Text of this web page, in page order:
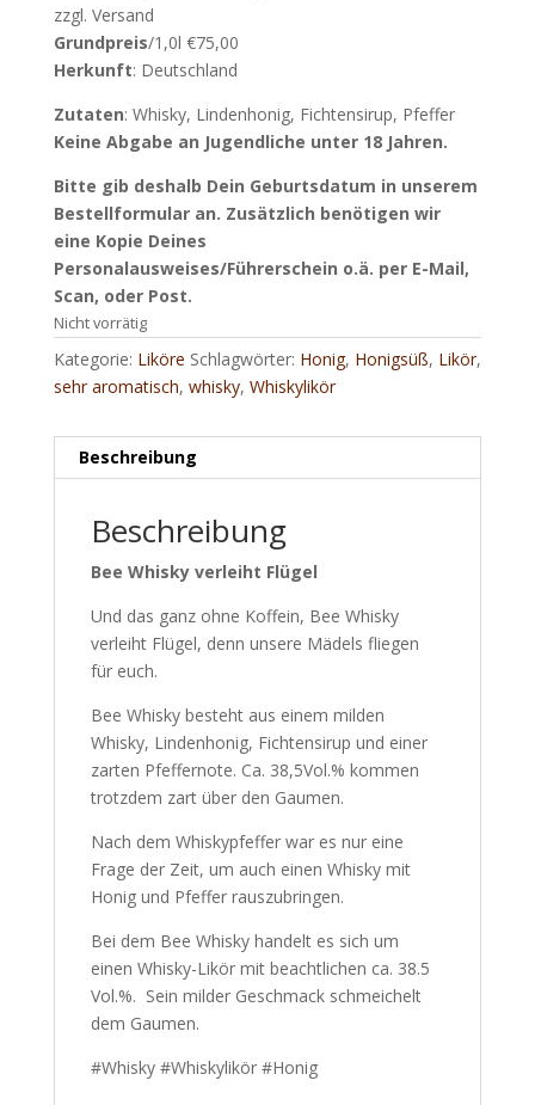
zzgl. Versand
Grundpreis/1,0l €75,00
Herkunft: Deutschland
Zutaten: Whisky, Lindenhonig, Fichtensirup, Pfeffer
Keine Abgabe an Jugendliche unter 18 Jahren.
Bitte gib deshalb Dein Geburtsdatum in unserem
Bestellformular an. Zusätzlich benötigen wir
eine Kopie Deines
Personalausweises/Führerschein o.ä. per E-Mail,
Scan, oder Post.
Nicht vorrätig
Kategorie: Liköre Schlagwörter: Honig, Honigsüß, Likör,
sehr aromatisch, whisky, Whiskylikör
Beschreibung
Beschreibung
Bee Whisky verleiht Flügel
Und das ganz ohne Koffein, Bee Whisky
verleiht Flügel, denn unsere Mädels fliegen
für euch.
Bee Whisky besteht aus einem milden
Whisky, Lindenhonig, Fichtensirup und einer
zarten Pfeffernote. Ca. 38,5Vol.% kommen
trotzdem zart über den Gaumen.
Nach dem Whiskypfeffer war es nur eine
Frage der Zeit, um auch einen Whisky mit
Honig und Pfeffer rauszubringen.
Bei dem Bee Whisky handelt es sich um
einen Whisky-Likör mit beachtlichen ca. 38.5
Vol.%. Sein milder Geschmack schmeichelt
dem Gaumen.
#Whisky #Whiskylikör #Honig